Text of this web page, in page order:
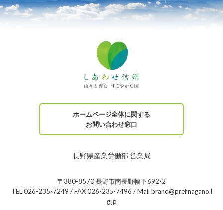
ホームページ全体に関する
お問い合わせ窓口
長野県産業労働部 営業局
〒380-8570 長野市南長野幅下692-2
TEL 026-235-7249 / FAX 026-235-7496 / Mail brand@pref.nagano.l
g.jp